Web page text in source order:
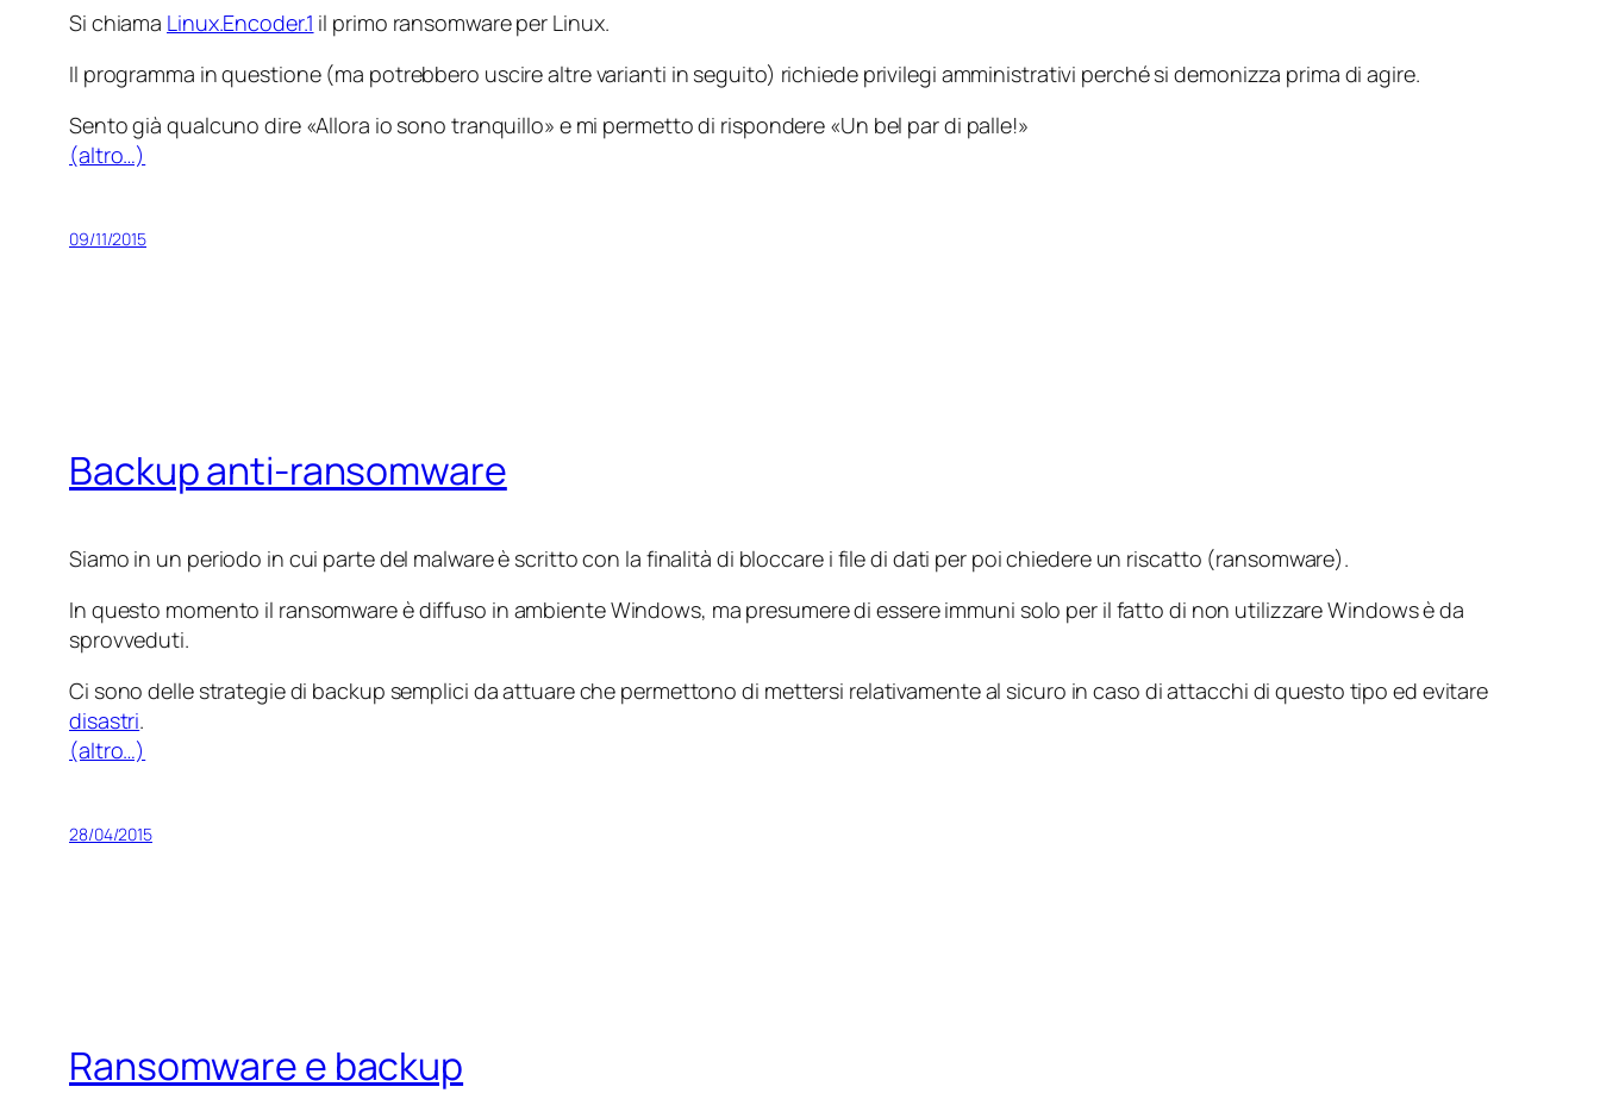
Si chiama Linux.Encoder.1 il primo ransomware per Linux.
Il programma in questione (ma potrebbero uscire altre varianti in seguito) richiede privilegi amministrativi perché si demonizza prima di agire.
Sento già qualcuno dire «Allora io sono tranquillo» e mi permetto di rispondere «Un bel par di palle!»
(altro…)
09/11/2015
Backup anti-ransomware
Siamo in un periodo in cui parte del malware è scritto con la finalità di bloccare i file di dati per poi chiedere un riscatto (ransomware).
In questo momento il ransomwareè diffuso in ambiente Windows, ma presumere di essere immuni solo per il fatto di non utilizzare Windows è da
sprovveduti.
Ci sono delle strategie di backup semplici da attuare che permettono di mettersi relativamente al sicuro in caso di attacchi di questo tipo ed evitare
disastri.
(altro…)
28/04/2015
Ransomware e backup